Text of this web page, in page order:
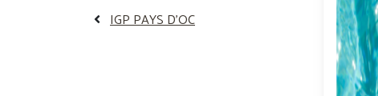
IGP PAYS D'OC